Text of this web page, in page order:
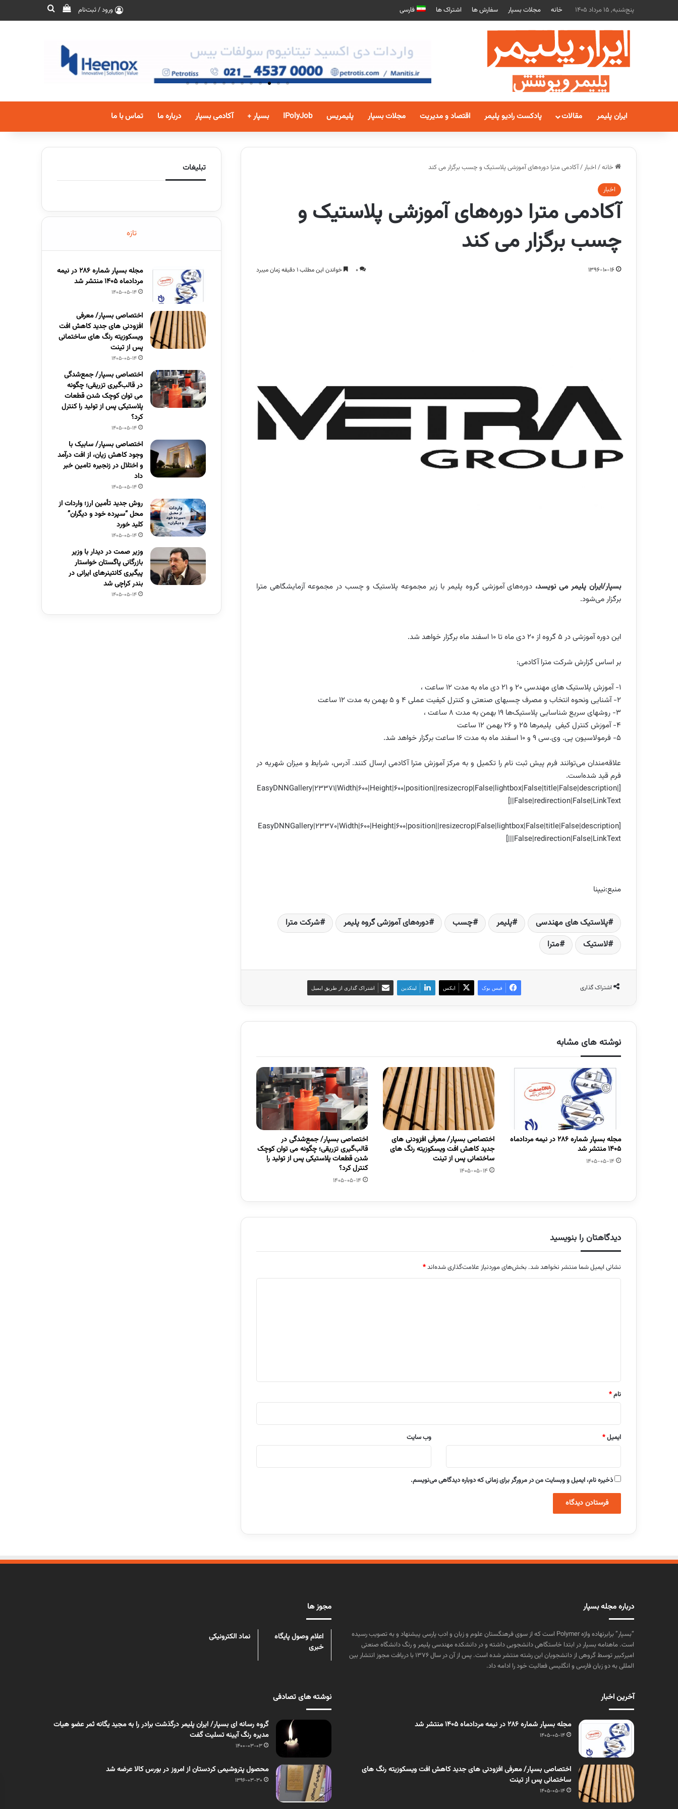
پنج‌شنبه, 15 مرداد 1405 خانه مجلات بسپار سفارش ها اشتراک ها فارسی ورود / ثبت‌نام
ایران پلیمر مقالات پادکست رادیو پلیمر اقتصاد و مدیریت مجلات بسپار پلیمریس IPolyJob بسپار + آکادمی بسپار درباره ما تماس با ما
خانه/ اخبار/آکادمی مترا دوره‌های آموزشی پلاستیک و چسب برگزار می کند
اخبار
آکادمی مترا دوره‌های آموزشی پلاستیک و
چسب برگزار می کند
1396-10-16
0 خواندن این مطلب 1 دقیقه زمان میبرد
بسپار/ایران پلیمر می نویسد، دوره‌های آموزشی گروه پلیمر با زیر مجموعه پلاستیک و چسب در مجموعه آزمایشگاهی مترا
برگزار می‌شود.
این دوره آموزشی در 5 گروه از 20 دی ماه تا 10 اسفند ماه برگزار خواهد شد.
بر اساس گزارش شرکت مترا آکادمی:
1- آموزش پلاستیک های مهندسی 20 و 21 دی ماه به مدت 12 ساعت ،
2- آشنایی ونحوه انتخاب و مصرف چسبهای صنعتی و کنترل کیفیت عملی 4 و 5 بهمن به مدت 12 ساعت
3- روشهای سریع شناسایی پلاستیک‌ها 19 بهمن به مدت 8 ساعت ،
4- آموزش کنترل کیفی پلیمرها 25 و 26 بهمن 12 ساعت
5- فرمولاسیون پی. وی.سی 9 و 10 اسفند ماه به مدت 16 ساعت برگزار خواهد شد.
علاقه‌مندان می‌توانند فرم پیش ثبت نام را تکمیل و به مرکز آموزش مترا آکادمی ارسال کنند. آدرس، شرایط و میزان شهریه در
فرم قید شده‌است.
[EasyDNNGallery|23371|Width|600|Height|600|position||resizecrop|False|lightbox|False|title|False|description|
False|redirection|False|LinkText||]
[EasyDNNGallery|23370|Width|600|Height|600|position||resizecrop|False|lightbox|False|title|False|description
|False|redirection|False|LinkText||]
منبع:نیپنا
پلاستیک های مهندسی پلیمر چسب دوره‌های آموزشی گروه پلیمر
شرکت مترا
لاستیک
مترا
اشتراک گذاری فیس بوک ایکس لینکدین اشتراک گذاری از طریق ایمیل
نوشته های مشابه
مجله بسپار شماره 286 در نیمه مردادماه
1405 منتشر شد
1405-05-14
اختصاصی بسپار/ معرفی افزودنی های
جدید کاهش افت ویسکوزیته رنگ های
ساختمانی پس از تینت
1405-05-14
اختصاصی بسپار/ جمع‌شدگی در
قالب‌گیری تزریقی؛ چگونه می توان کوچک
شدن قطعات پلاستیکی پس از تولید را
کنترل کرد؟
1405-05-14
دیدگاهتان را بنویسید
نشانی ایمیل شما منتشر نخواهد شد. بخش‌های موردنیاز علامت‌گذاری شده‌اند*
نام*
ایمیل* وب‌ سایت
ذخیره نام، ایمیل و وبسایت من در مرورگر برای زمانی که دوباره دیدگاهی می‌نویسم.
تبلیغات
تازه
مجله بسپار شماره 286 در نیمه
مردادماه 1405 منتشر شد
1405-05-14
اختصاصی بسپار/ معرفی
افزودنی های جدید کاهش افت
ویسکوزیته رنگ های ساختمانی
پس از تینت
1405-05-14
اختصاصی بسپار/ جمع‌شدگی
در قالب‌گیری تزریقی؛ چگونه
می توان کوچک شدن قطعات
پلاستیکی پس از تولید را کنترل
کرد؟
1405-05-14
اختصاصی بسپار/ سابیک با
وجود کاهش زیان، از افت درآمد
و اختلال در زنجیره تامین خبر
داد
1405-05-14
روش جدید تأمین ارز؛ واردات از
محل “سپرده خود و دیگران”
کلید خورد
1405-05-14
وزیر صمت در دیدار با وزیر
بازرگانی پاگستان خواستار
پیگیری کانتینرهای ایرانی در
بندر کراچی شد
1405-05-14
درباره مجله بسپار
“بسپار” برابرنهاده واژه Polymer است که از سوی فرهنگستان علوم و زبان و ادب پارسی پیشنهاد و به تصویب رسیده
است. ماهنامه بسپار در ابتدا خاستگاهی دانشجویی داشته و در دانشکده مهندسی پلیمر و رنگ دانشگاه صنعتی
امیرکبیر توسط گروهی از دانشجویان این رشته منتشر شده است. پس از آن در سال ۱۳۷۶ با دریافت مجوز انتشار بین
المللی به دو زبان فارسی و انگلیسی فعالیت خود را ادامه داد.
مجوز ها
اعلام وصول پایگاه
خبری
نماد الکترونیکی
آخرین اخبار
مجله بسپار شماره 286 در نیمه مردادماه 1405 منتشر شد
1405-05-14
اختصاصی بسپار/ معرفی افزودنی های جدید کاهش افت ویسکوزیته رنگ های
ساختمانی پس از تینت
1405-05-14
نوشته های تصادفی
گروه رسانه ای بسپار/ ایران پلیمر درگذشت برادر را به مجید یگانه ثمر عضو هیات
مدیره رنگ آیینه تسلیت گفت
1400-03-03
محصول پتروشیمی کردستان از امروز در بورس کالا عرضه شد
1396-03-30